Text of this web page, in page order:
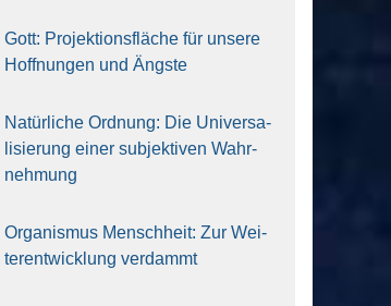
Gott: Pro­jek­ti­ons­flä­che für unse­re
Hoff­nun­gen und Ängs­te
Natür­li­che Ord­nung: Die Uni­ver­sa­
li­sie­rung einer sub­jek­ti­ven Wahr­
neh­mung
Orga­nis­mus Mensch­heit: Zur Wei­
ter­ent­wick­lung ver­dammt